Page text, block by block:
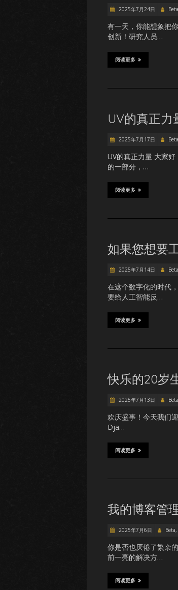
2025年7月24日
有一天，你能想象把
创新！研究人员…
阅读更多
UV的真正力
2025年7月17日
UV的真正力量 大家
的一部分，…
阅读更多
如果您想要
2025年7月14日
在这个数字化的时代
要给人工智能反…
阅读更多
快乐的20岁
2025年7月13日
欢庆盛事！今天我们
Dja…
阅读更多
我的博客管
2025年7月6日
你是否也厌倦了繁杂
前一亮的解决方…
阅读更多